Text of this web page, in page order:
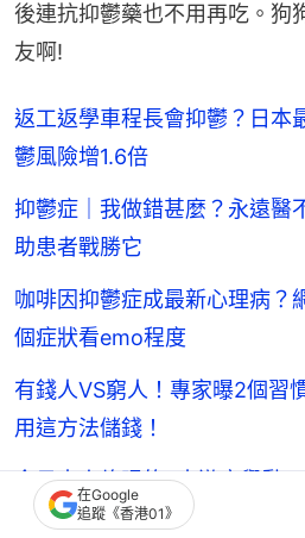
後連抗抑鬱藥也不用再吃。狗
友啊!
返工返學車程長會抑鬱？日本
鬱風險增1.6倍
抑鬱症｜我做錯甚麼？永遠醫
助患者戰勝它
咖啡因抑鬱症成最新心理病？
個症狀看emo程度
有錢人VS窮人！專家曝2個習
用這方法儲錢！
令日本人傻眼的9大遊客舉動
街時一行為勿做
在Google
追蹤《香港01》